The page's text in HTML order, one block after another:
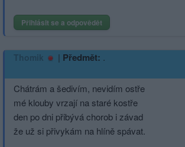
Přihlásit se a odpovědět
Thomik | Předmět: .
Chátrám a šedivím, nevidím ostře
mé klouby vrzají na staré kostře
den po dni přibývá chorob i závad
že už si přivykám na hlíně spávat.